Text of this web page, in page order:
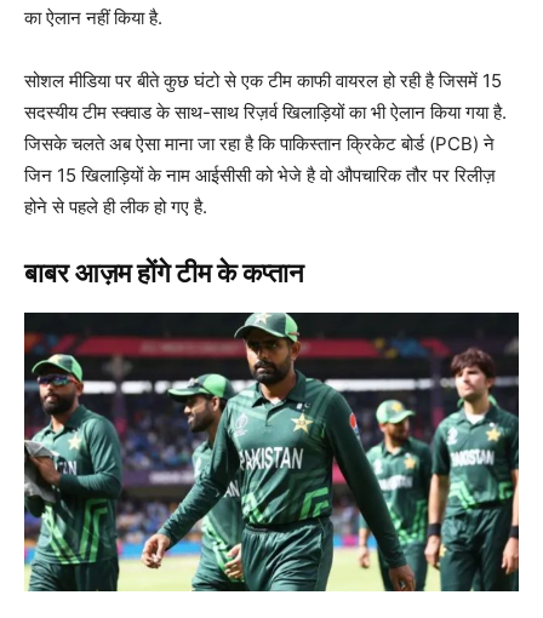
का ऐलान नहीं किया है.
सोशल मीडिया पर बीते कुछ घंटो से एक टीम काफी वायरल हो रही है जिसमें 15
सदस्यीय टीम स्क्वाड के साथ-साथ रिज़र्व खिलाड़ियों का भी ऐलान किया गया है.
जिसके चलते अब ऐसा माना जा रहा है कि पाकिस्तान क्रिकेट बोर्ड (PCB) ने
जिन 15 खिलाड़ियों के नाम आईसीसी को भेजे है वो औपचारिक तौर पर रिलीज़
होने से पहले ही लीक हो गए है.
बाबर आज़म होंगे टीम के कप्तान